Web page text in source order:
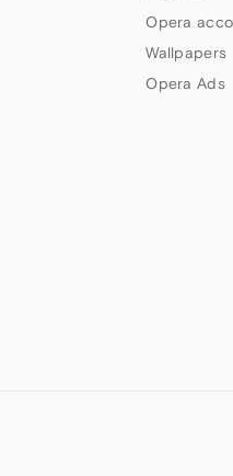
Opera
Wallpapers
Opera Ads